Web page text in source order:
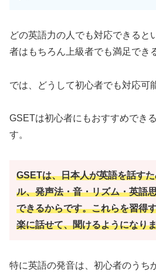
どの英語力の人でも対応できると
者はもちろん上級者でも満足でき
では、どうして初心者でも対応可
GSETは初心者にもおすすめでき
す。
GSETは、日本人が英語を話す
ル、発声法・音・リズム・英語
できるからです。これらを習得
楽に話せて、聞けるようになり
特に英語の発音は、初心者のうち